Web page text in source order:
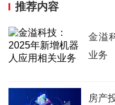
推荐内容
金溢
业务
房产